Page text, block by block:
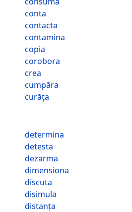
conta
contacta
contamina
copia
corobora
crea
cumpăra
curăța
determina
detesta
dezarma
dimensiona
discuta
disimula
distanța